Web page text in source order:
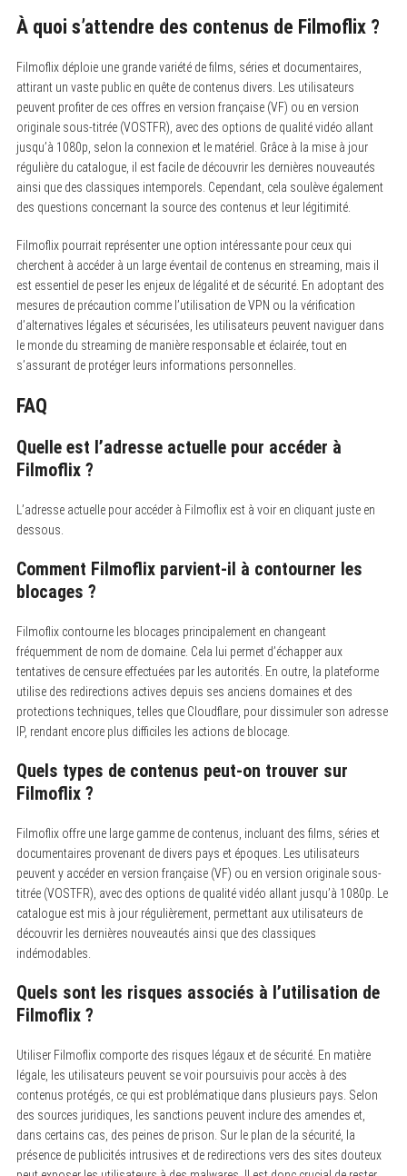
À quoi s’attendre des contenus de Filmoflix ?
Filmoflix déploie une grande variété de films, séries et documentaires,
attirant un vaste public en quête de contenus divers. Les utilisateurs
peuvent profiter de ces offres en version française (VF) ou en version
originale sous-titrée (VOSTFR), avec des options de qualité vidéo allant
jusqu’à 1080p, selon la connexion et le matériel. Grâce à la mise à jour
régulière du catalogue, il est facile de découvrir les dernières nouveautés
ainsi que des classiques intemporels. Cependant, cela soulève également
des questions concernant la source des contenus et leur légitimité.
Filmoflix pourrait représenter une option intéressante pour ceux qui
cherchent à accéder à un large éventail de contenus en streaming, mais il
est essentiel de peser les enjeux de légalité et de sécurité. En adoptant des
mesures de précaution comme l’utilisation de VPN ou la vérification
d’alternatives légales et sécurisées, les utilisateurs peuvent naviguer dans
le monde du streaming de manière responsable et éclairée, tout en
s’assurant de protéger leurs informations personnelles.
FAQ
Quelle est l’adresse actuelle pour accéder à
Filmoflix ?
L’adresse actuelle pour accéder à Filmoflix est à voir en cliquant juste en
dessous.
Comment Filmoflix parvient-il à contourner les
blocages ?
Filmoflix contourne les blocages principalement en changeant
fréquemment de nom de domaine. Cela lui permet d’échapper aux
tentatives de censure effectuées par les autorités. En outre, la plateforme
utilise des redirections actives depuis ses anciens domaines et des
protections techniques, telles que Cloudflare, pour dissimuler son adresse
IP, rendant encore plus difficiles les actions de blocage.
Quels types de contenus peut-on trouver sur
Filmoflix ?
Filmoflix offre une large gamme de contenus, incluant des films, séries et
documentaires provenant de divers pays et époques. Les utilisateurs
peuvent y accéder en version française (VF) ou en version originale sous-
titrée (VOSTFR), avec des options de qualité vidéo allant jusqu’à 1080p. Le
catalogue est mis à jour régulièrement, permettant aux utilisateurs de
découvrir les dernières nouveautés ainsi que des classiques
indémodables.
Quels sont les risques associés à l’utilisation de
Filmoflix ?
Utiliser Filmoflix comporte des risques légaux et de sécurité. En matière
légale, les utilisateurs peuvent se voir poursuivis pour accès à des
contenus protégés, ce qui est problématique dans plusieurs pays. Selon
des sources juridiques, les sanctions peuvent inclure des amendes et,
dans certains cas, des peines de prison. Sur le plan de la sécurité, la
présence de publicités intrusives et de redirections vers des sites douteux